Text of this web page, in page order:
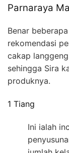
Parnaraya
Benar
rekomendasi
cakap
sehingga Sira
produknya.
1 Tiang
Ini ialah